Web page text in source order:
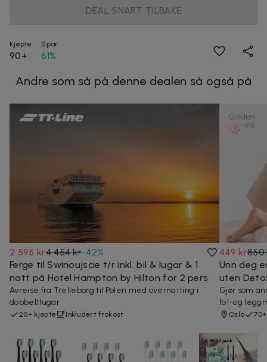
DEAL SNART TILBAKE
Kjøpte
90+
Spar
61%
Andre som så på denne dealen så også på
2 595 kr4 454 kr-42%
Ferge til Swinoujscie t/r inkl. bil & lugar & 1
natt på Hotel Hampton by Hilton for 2 pers
Avreise fra Trelleborg til Polen med overnatting i
dobbeltlugar
20+ kjøpte Inkludert frokost
449 kr850
Unn deg
uten
Gjør som
fot-og
Oslo